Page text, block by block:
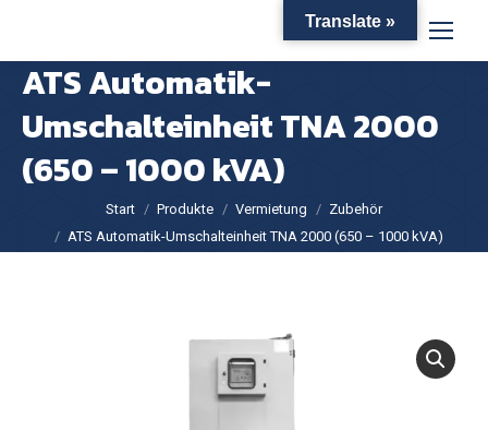
ATS Automatik-
Umschalteinheit TNA 2000
(650 – 1000 kVA)
Sie befinden sich hier:
Start Produkte Vermietung
Zubehör
ATS Automatik-Umschalteinheit TNA 2000 (650 – 1000 kVA)
Translate »